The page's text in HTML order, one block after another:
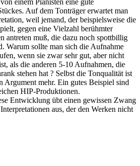
einem Pianisten eine gute
Auf dem Tonträger erwartet man
weil jemand, der beispielsweise die
gegen eine Vielzahl berühmter
antreten muß, die dazu noch spottbillig
Warum sollte man sich die Aufnahme
wenn sie zwar sehr gut, aber nicht
als die anderen 5-10 Aufnahmen, die
stehen hat ? Selbst die Tonqualität ist
Argument mehr. Ein gutes Beispiel sind
HIP-Produktionen.
Entwicklung übt einen gewissen Zwang
aus, der den Werken nicht